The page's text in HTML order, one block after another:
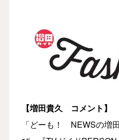
【増田貴久 コメント】
「どーも！ NEWSの増